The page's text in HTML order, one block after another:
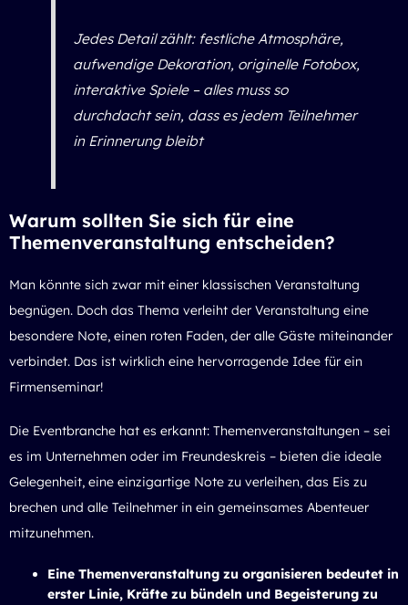
Jedes Detail zählt: festliche Atmosphäre,
aufwendige Dekoration, originelle Fotobox,
interaktive Spiele – alles muss so
durchdacht sein, dass es jedem Teilnehmer
in Erinnerung bleibt
Warum sollten Sie sich für eine
Themenveranstaltung entscheiden?
Man könnte sich zwar mit einer klassischen Veranstaltung
begnügen. Doch das Thema verleiht der Veranstaltung eine
besondere Note, einen roten Faden, der alle Gäste miteinander
verbindet. Das ist wirklich eine hervorragende Idee für ein
Firmenseminar!
Die Eventbranche hat es erkannt: Themenveranstaltungen – sei
es im Unternehmen oder im Freundeskreis – bieten die ideale
Gelegenheit, eine einzigartige Note zu verleihen, das Eis zu
brechen und alle Teilnehmer in ein gemeinsames Abenteuer
mitzunehmen.
Eine Themenveranstaltung zu organisieren bedeutet in
erster Linie, Kräfte zu bündeln und Begeisterung zu